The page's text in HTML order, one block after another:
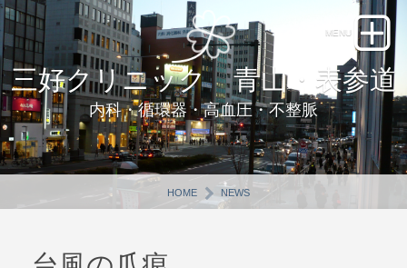
三好クリニック 青山・表参道
内科・循環器・高血圧・不整脈
HOME NEWS